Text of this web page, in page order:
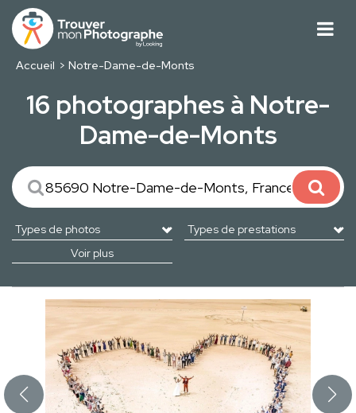
Accueil Notre-Dame-de-Monts
16 photographes à Notre-
Dame-de-Monts
Voir plus